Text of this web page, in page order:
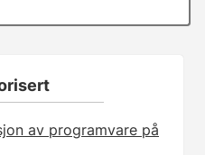
av programvare på